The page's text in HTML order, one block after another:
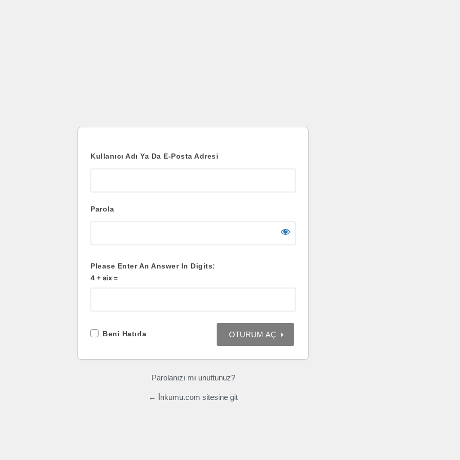
Kullanıcı Adı Ya Da E-Posta Adresi
Parola
Please Enter An Answer In Digits:
4 + six =
Beni Hatırla
Parolanızı mı unuttunuz?
← İnkumu.com sitesine git